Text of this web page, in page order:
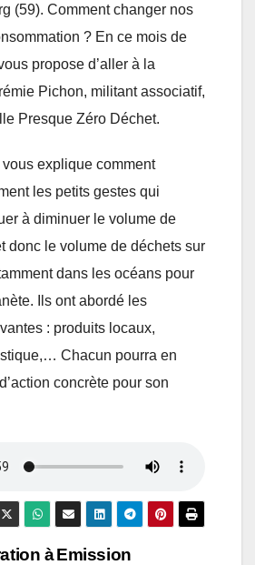
(59). Comment changer nos
? En ce mois de
propose d’aller à la
Pichon, militant associatif,
Presque Zéro Déchet.
explique comment
les petits gestes qui
à diminuer le volume de
donc le volume de déchets sur
dans les océans pour
Ils ont abordé les
: produits locaux,
Chacun pourra en
concrète pour son
Emission
à